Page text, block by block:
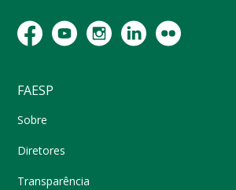
FAESP
Sobre
Diretores
Transparência